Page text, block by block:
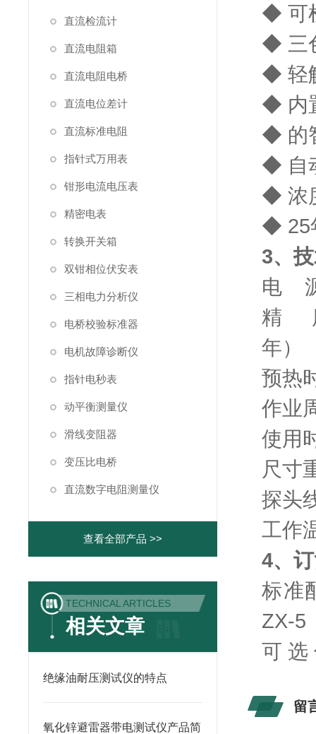
直流检流计
直流电阻箱
直流电阻电桥
直流电位差计
直流标准电阻
指针式万用表
钳形电流电压表
精密电表
转换开关箱
双钳相位伏安表
三相电力分析仪
电桥校验标准器
电机故障诊断仪
指针电秒表
动平衡测量仪
滑线变阻器
变压比电桥
直流数字电阻测量仪
查看全部产品 >>
TECHNICAL ARTICLES
相关文章
绝缘油耐压测试仪的特点
氧化锌避雷器带电测试仪产品简
◆ 可
◆ 三
◆ 轻
◆ 内
◆ 的
◆ 自
◆ 浓
◆ 25
3、
电
精
年）
预热
作业
使用
尺寸
探头
工
4、
标准
ZX-5
可 选
留